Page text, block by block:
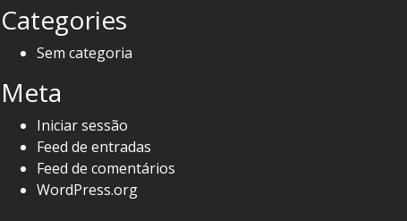
Categories
Sem categoria
Meta
Iniciar sessão
Feed de entradas
Feed de comentários
WordPress.org